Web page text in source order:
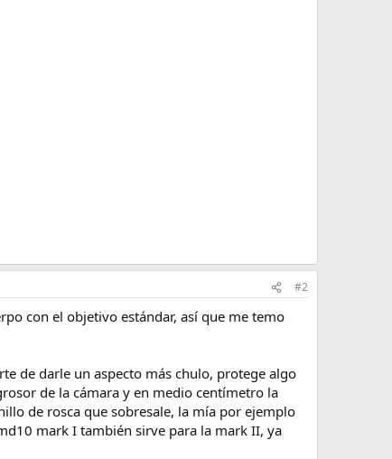
#2
con el objetivo estándar, así que me temo
de darle un aspecto más chulo, protege algo
de la cámara y en medio centímetro la
de rosca que sobresale, la mía por ejemplo
mark I también sirve para la mark II, ya